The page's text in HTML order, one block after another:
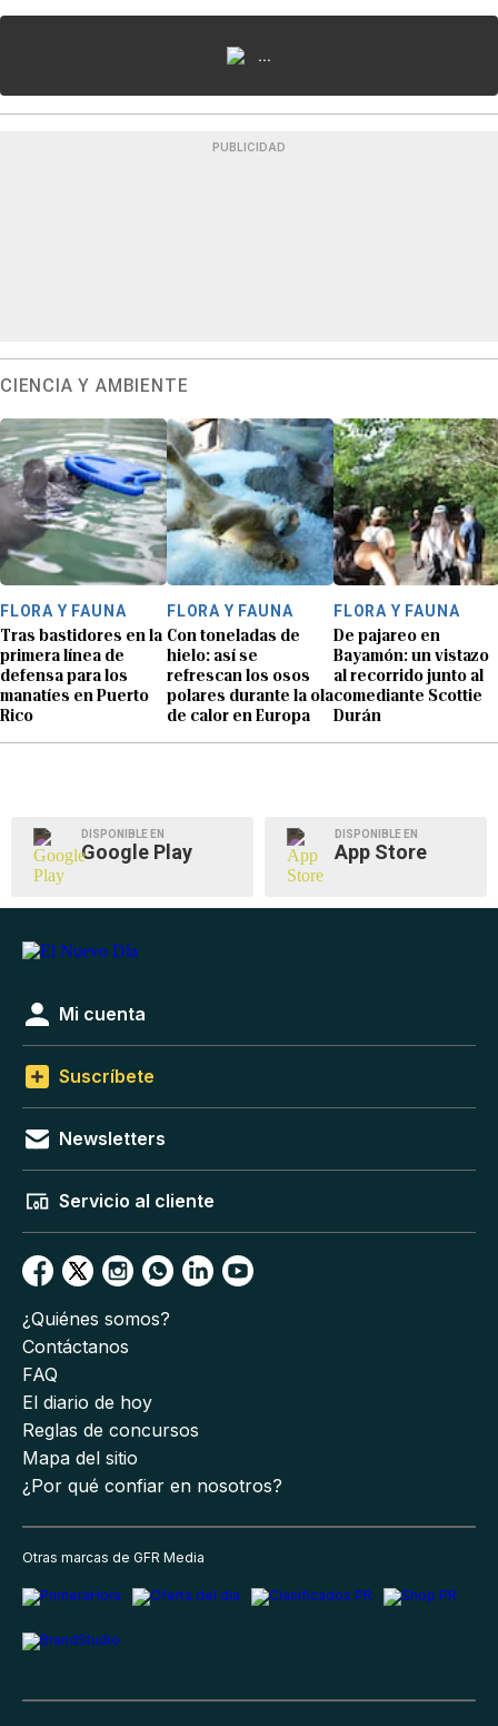
...
PUBLICIDAD
CIENCIA Y AMBIENTE
FLORA Y FAUNA
Tras bastidores en la
primera línea de
defensa para los
manatíes en Puerto
Rico
FLORA Y FAUNA
Con toneladas de
hielo: así se
refrescan los osos
polares durante la ola
de calor en Europa
FLORA Y FAUNA
De pajareo en
Bayamón: un vistazo
al recorrido junto al
comediante Scottie
Durán
DISPONIBLE EN
Google Play
DISPONIBLE EN
App Store
Mi cuenta
Suscríbete
Newsletters
Servicio al cliente
¿Quiénes somos?
Contáctanos
FAQ
El diario de hoy
Reglas de concursos
Mapa del sitio
¿Por qué confiar en nosotros?
Otras marcas de GFR Media